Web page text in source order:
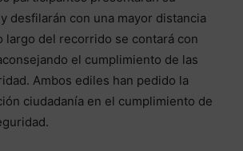
desfilarán con una mayor distancia
largo del recorrido se contará con
el cumplimiento de las
Ambos ediles han pedido la
ciudadanía en el cumplimiento de